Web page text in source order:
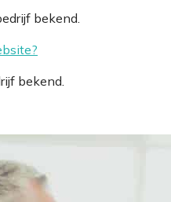
bekend.
bekend.